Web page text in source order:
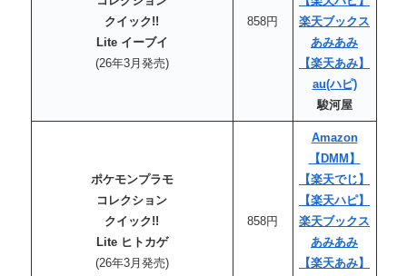
クイック!!
Lite イーブイ
(26年3月発売)
858円
楽天ブックス
あみあみ
【楽天あみ】
au(ハピ)
駿河屋
ポケモンプラモ
コレクション
クイック!!
Lite ヒトカゲ
(26年3月発売)
858円
Amazon
【DMM】
【楽天でじ】
【楽天ハピ】
楽天ブックス
あみあみ
【楽天あみ】